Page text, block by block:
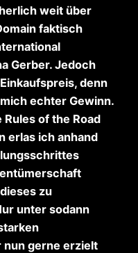
weit über
faktisch
Gerber. Jedoch
denn
echter Gewinn.
of the Road
erlas ich anhand
zu
unter sodann
nun gerne erzielt